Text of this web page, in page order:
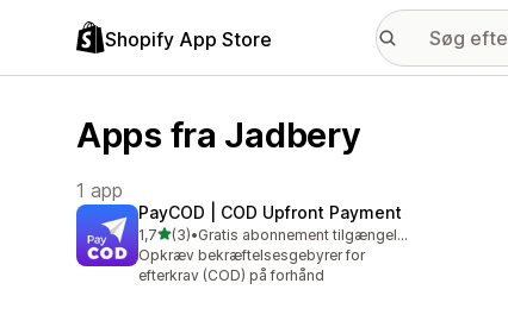
Shopify App Store
Apps fra Jadbery
1 app
PayCOD | COD Upfront Payment
1,7ud af 5 stjerner
(3)
3 anmeldelser i alt
•
Gratis abonnement tilgængeligt
Opkræv bekræftelsesgebyrer for
efterkrav (COD) på forhånd